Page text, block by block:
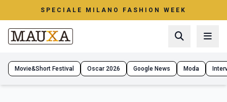
SPECIALE MILANO FASHION WEEK
Movie&Short Festival Oscar 2026 Google News Moda